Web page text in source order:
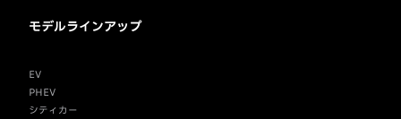
モデルラインアップ
EV
PHEV
シティカー